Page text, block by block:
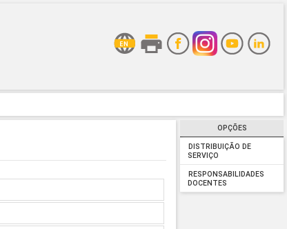
OPÇÕES
DISTRIBUIÇÃO DE
SERVIÇO
RESPONSABILIDADES
DOCENTES